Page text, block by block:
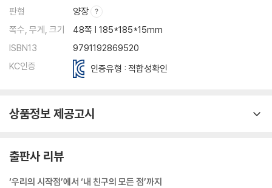
판형
양장
쪽수, 무게, 크기
48쪽 | 185*185*15mm
ISBN13
9791192869520
KC인증
인증유형 : 적합성확인
상품정보 제공고시
출판사 리뷰
‘우리의 시작점’에서 ‘내 친구의 모든 점’까지